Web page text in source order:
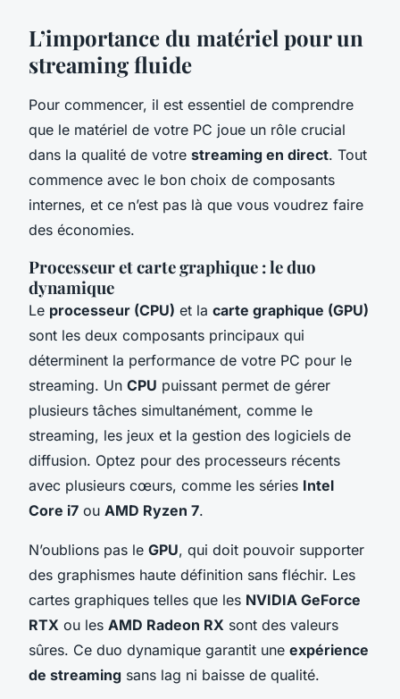
L’importance du matériel pour un
streaming fluide
Pour commencer, il est essentiel de comprendre
que le matériel de votre PC joue un rôle crucial
dans la qualité de votre streaming en direct. Tout
commence avec le bon choix de composants
internes, et ce n’est pas là que vous voudrez faire
des économies.
Processeur et carte graphique : le duo
dynamique
Le processeur (CPU) et la carte graphique (GPU)
sont les deux composants principaux qui
déterminent la performance de votre PC pour le
streaming. Un CPU puissant permet de gérer
plusieurs tâches simultanément, comme le
streaming, les jeux et la gestion des logiciels de
diffusion. Optez pour des processeurs récents
avec plusieurs cœurs, comme les séries Intel
Core i7 ou AMD Ryzen 7.
N’oublions pas le GPU, qui doit pouvoir supporter
des graphismes haute définition sans fléchir. Les
cartes graphiques telles que les NVIDIA GeForce
RTX ou les AMD Radeon RX sont des valeurs
sûres. Ce duo dynamique garantit une expérience
de streaming sans lag ni baisse de qualité.